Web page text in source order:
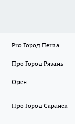
Pro Город Пенза
Про Город Рязань
Орен
Про Город Саранск